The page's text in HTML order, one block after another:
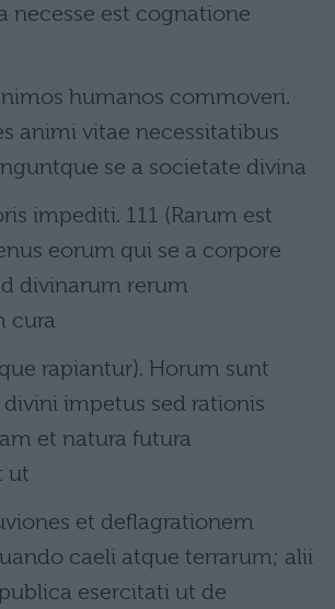
necesse est cognatione
humanos commoveri.
animi vitae necessitatibus
se a societate divina
impediti. 111 (Rarum est
eorum qui se a corpore
divinarum rerum
cura
rapiantur). Horum sunt
impetus sed rationis
et natura futura
ut
et deflagrationem
caeli atque terrarum; alii
esercitati ut de